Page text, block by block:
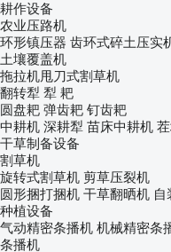
耕作设备
农业压路机
环形镇压器 齿环式碎土压实
土壤覆盖机
拖拉机甩刀式割草机
翻转犁 犁 耙
圆盘耙 弹齿耙 钉齿耙
中耕机 深耕犁 苗床中耕机
干草制备设备
割草机
旋转式割草机 剪草压裂机
圆形捆打捆机 干草翻晒机 自
种植设备
气动精密条播机 机械精密条
条播机